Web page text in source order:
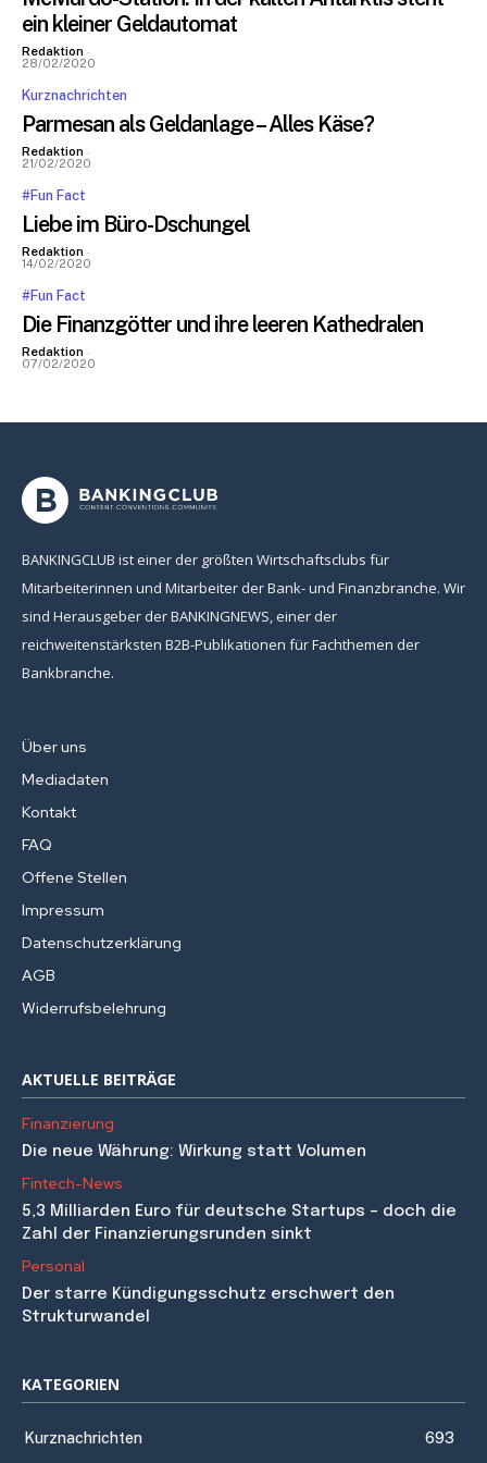
ein kleiner Geldautomat
Redaktion -
28/02/2020
Kurznachrichten
Parmesan als Geldanlage – Alles Käse?
Redaktion -
21/02/2020
#Fun Fact
Liebe im Büro-Dschungel
Redaktion -
14/02/2020
#Fun Fact
Die Finanzgötter und ihre leeren Kathedralen
Redaktion -
07/02/2020
BANKINGCLUB ist einer der größten Wirtschaftsclubs für
Mitarbeiterinnen und Mitarbeiter der Bank- und Finanzbranche. Wir
sind Herausgeber der BANKINGNEWS, einer der
reichweitenstärksten B2B-Publikationen für Fachthemen der
Bankbranche.
Über uns
Mediadaten
Kontakt
FAQ
Offene Stellen
Impressum
Datenschutzerklärung
AGB
Widerrufsbelehrung
AKTUELLE BEITRÄGE
Finanzierung
Die neue Währung: Wirkung statt Volumen
Fintech-News
5,3 Milliarden Euro für deutsche Startups – doch die
Zahl der Finanzierungsrunden sinkt
Personal
Der starre Kündigungsschutz erschwert den
Strukturwandel
KATEGORIEN
Kurznachrichten
693